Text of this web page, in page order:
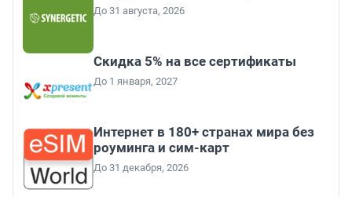
До 31 августа, 2026
Скидка 5% на все сертификаты
До 1 января, 2027
Интернет в 180+ странах мира без
роуминга и сим-карт
До 31 декабря, 2026